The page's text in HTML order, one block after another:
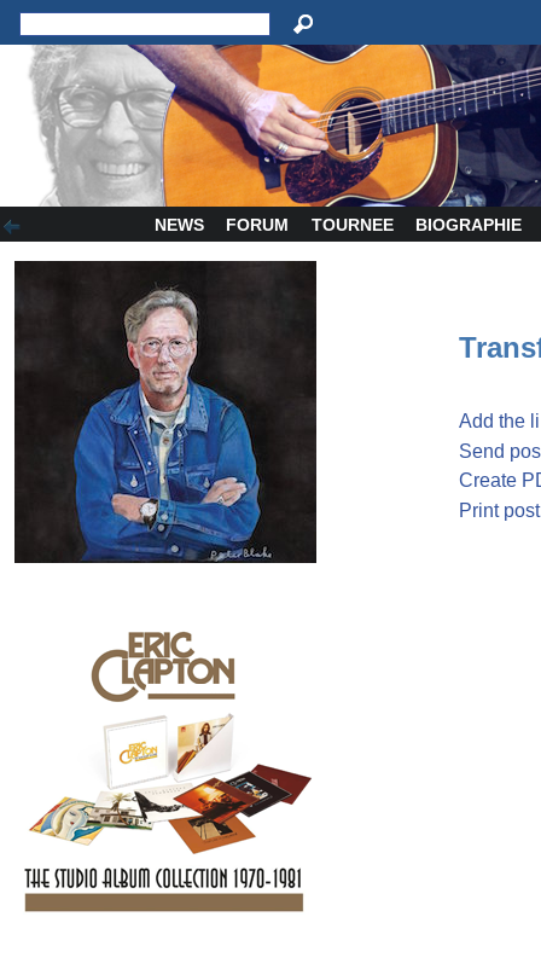
NEWS FORUM TOURNEE BIOGRAPHIE
Add the
Send
Create
Print post